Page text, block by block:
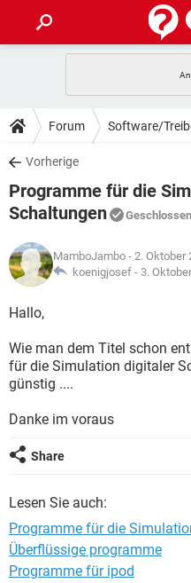
ANDROID
WINDOWS 10
WHATSAPP
FACEBOOK
TIPPS & TRICKS
SPIELE
WINDOWS 10
FACEBOOK
DOWNLOADS
SPIELE
ANDROID
WINDOWS 10
WHATSAPP
FACEBOOK
FORUM
ANDROID
FACEBOOK
LEXIKON
SPIELE
ANDROID
WINDOWS 10
WHATSAPP
Forum Software/
Vorherige
Programme für die
Schaltungen
Geschlossen
MamboJambo - 2. Oktober
koenigjosef - 3.
Hallo,
Wie man dem Titel schon
für die Simulation digitaler
günstig ....
Danke im voraus
Share
Lesen Sie auch:
Programme für die
Überflüssige programme
Programme für ipod